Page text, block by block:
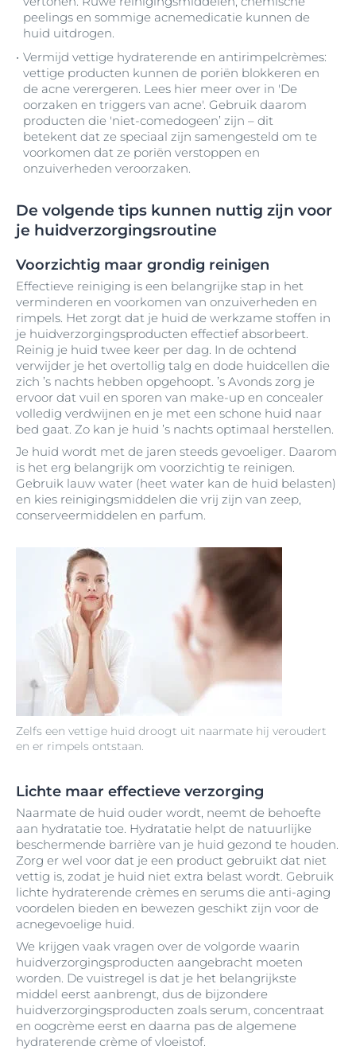
peelings en sommige acnemedicatie kunnen de
huid uitdrogen.
Vermijd vettige hydraterende en antirimpelcrèmes:
vettige producten kunnen de poriën blokkeren en
de acne verergeren. Lees hier meer over in 'De
oorzaken en triggers van acne'. Gebruik daarom
producten die 'niet-comedogeen’ zijn – dit
betekent dat ze speciaal zijn samengesteld om te
voorkomen dat ze poriën verstoppen en
onzuiverheden veroorzaken.
De volgende tips kunnen nuttig zijn voor
je huidverzorgingsroutine
Voorzichtig maar grondig reinigen
Zelfs een vettige huid droogt uit naarmate hij veroudert
en er rimpels ontstaan.
Effectieve reiniging is een belangrijke stap in het
verminderen en voorkomen van onzuiverheden en
rimpels. Het zorgt dat je huid de werkzame stoffen in
je huidverzorgingsproducten effectief absorbeert.
Reinig je huid twee keer per dag. In de ochtend
verwijder je het overtollig talg en dode huidcellen die
zich ’s nachts hebben opgehoopt. ’s Avonds zorg je
ervoor dat vuil en sporen van make-up en concealer
volledig verdwijnen en je met een schone huid naar
bed gaat. Zo kan je huid ’s nachts optimaal herstellen.
Je huid wordt met de jaren steeds gevoeliger. Daarom
is het erg belangrijk om voorzichtig te reinigen.
Gebruik lauw water (heet water kan de huid belasten)
en kies reinigingsmiddelen die vrij zijn van zeep,
conserveermiddelen en parfum.
Lichte maar effectieve verzorging
Naarmate de huid ouder wordt, neemt de behoefte
aan hydratatie toe. Hydratatie helpt de natuurlijke
beschermende barrière van je huid gezond te houden.
Zorg er wel voor dat je een product gebruikt dat niet
vettig is, zodat je huid niet extra belast wordt. Gebruik
lichte hydraterende crèmes en serums die anti-aging
voordelen bieden en bewezen geschikt zijn voor de
acnegevoelige huid.
We krijgen vaak vragen over de volgorde waarin
huidverzorgingsproducten aangebracht moeten
worden. De vuistregel is dat je het belangrijkste
middel eerst aanbrengt, dus de bijzondere
huidverzorgingsproducten zoals serum, concentraat
en oogcrème eerst en daarna pas de algemene
hydraterende crème of vloeistof.